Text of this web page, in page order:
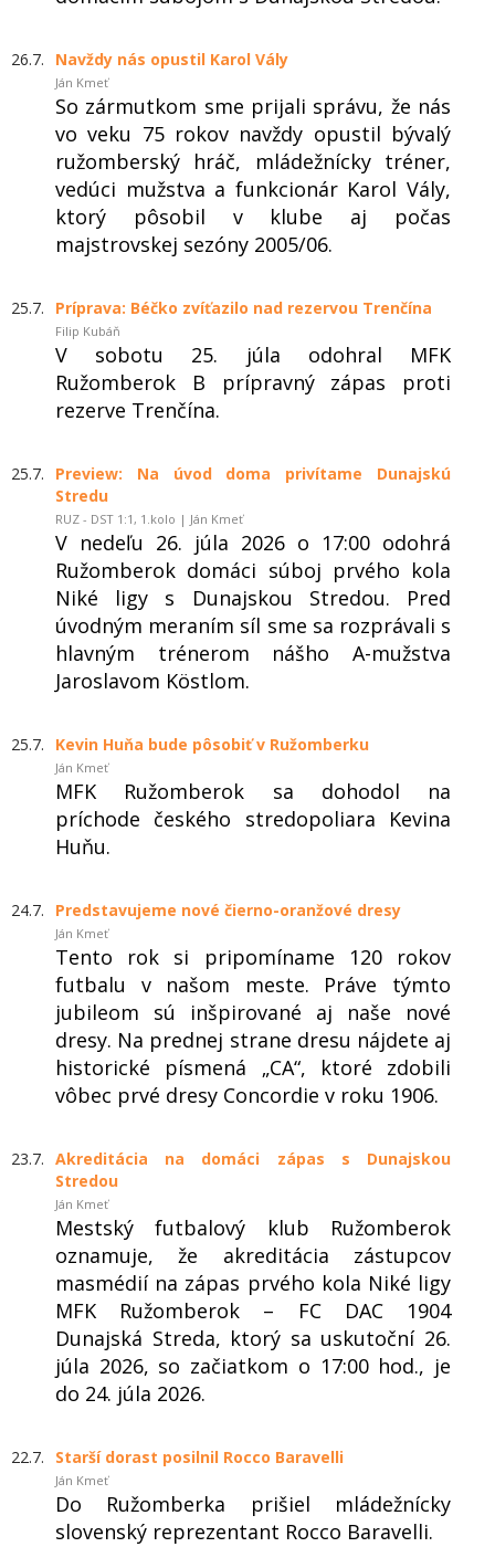
26.7. Navždy nás opustil Karol Vály
Ján Kmeť
So zármutkom sme prijali správu, že nás
vo veku 75 rokov navždy opustil bývalý
ružomberský hráč, mládežnícky tréner,
vedúci mužstva a funkcionár Karol Vály,
ktorý pôsobil v klube aj počas
majstrovskej sezóny 2005/06.
25.7. Príprava: Béčko zvíťazilo nad rezervou Trenčína
Filip Kubáň
V sobotu 25. júla odohral MFK
Ružomberok B prípravný zápas proti
rezerve Trenčína.
25.7.
Preview: Na úvod doma privítame Dunajskú
Stredu
RUZ - DST 1:1, 1.kolo | Ján Kmeť
V nedeľu 26. júla 2026 o 17:00 odohrá
Ružomberok domáci súboj prvého kola
Niké ligy s Dunajskou Stredou. Pred
úvodným meraním síl sme sa rozprávali s
hlavným trénerom nášho A-mužstva
Jaroslavom Köstlom.
25.7. Kevin Huňa bude pôsobiť v Ružomberku
Ján Kmeť
MFK Ružomberok sa dohodol na
príchode českého stredopoliara Kevina
Huňu.
24.7. Predstavujeme nové čierno-oranžové dresy
Ján Kmeť
Tento rok si pripomíname 120 rokov
futbalu v našom meste. Práve týmto
jubileom sú inšpirované aj naše nové
dresy. Na prednej strane dresu nájdete aj
historické písmená „CA“, ktoré zdobili
vôbec prvé dresy Concordie v roku 1906.
23.7. Akreditácia na domáci zápas s Dunajskou
Stredou
Ján Kmeť
Mestský futbalový klub Ružomberok
oznamuje, že akreditácia zástupcov
masmédií na zápas prvého kola Niké ligy
MFK Ružomberok – FC DAC 1904
Dunajská Streda, ktorý sa uskutoční 26.
júla 2026, so začiatkom o 17:00 hod., je
do 24. júla 2026.
22.7. Starší dorast posilnil Rocco Baravelli
Ján Kmeť
Do Ružomberka prišiel mládežnícky
slovenský reprezentant Rocco Baravelli.